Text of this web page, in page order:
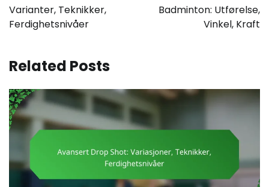
Varianter, Teknikker,
Ferdighetsnivåer
Badminton: Utførelse,
Vinkel, Kraft
Related Posts